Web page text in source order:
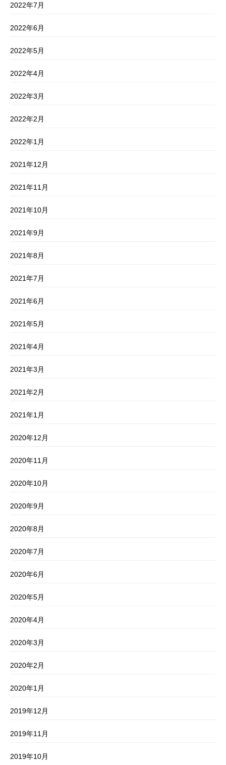
2022年7月
2022年6月
2022年5月
2022年4月
2022年3月
2022年2月
2022年1月
2021年12月
2021年11月
2021年10月
2021年9月
2021年8月
2021年7月
2021年6月
2021年5月
2021年4月
2021年3月
2021年2月
2021年1月
2020年12月
2020年11月
2020年10月
2020年9月
2020年8月
2020年7月
2020年6月
2020年5月
2020年4月
2020年3月
2020年2月
2020年1月
2019年12月
2019年11月
2019年10月